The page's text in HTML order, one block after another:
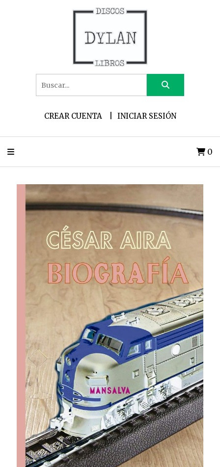
CREAR CUENTA INICIAR SESIÓN
0